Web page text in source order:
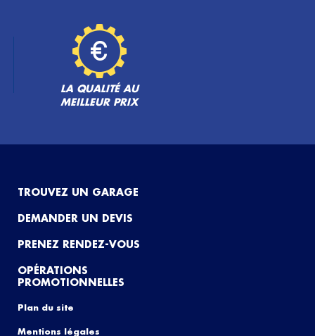
LA QUALITÉ AU
MEILLEUR PRIX
TROUVEZ UN GARAGE
DEMANDER UN DEVIS
PRENEZ RENDEZ-VOUS
OPÉRATIONS
PROMOTIONNELLES
Plan du site
Mentions légales